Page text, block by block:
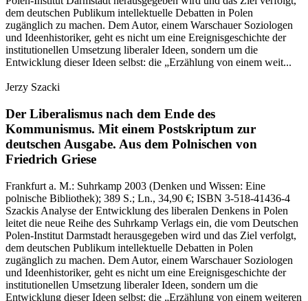
dem deutschen Publikum intellektuelle Debatten in Polen
zugänglich zu machen. Dem Autor, einem Warschauer Soziologen
und Ideenhistoriker, geht es nicht um eine Ereignisgeschichte der
institutionellen Umsetzung liberaler Ideen, sondern um die
Entwicklung dieser Ideen selbst: die „Erzählung von einem weit...
Jerzy Szacki
Der Liberalismus nach dem Ende des
Kommunismus. Mit einem Postskriptum zur
deutschen Ausgabe. Aus dem Polnischen von
Friedrich Griese
Frankfurt a. M.: Suhrkamp 2003 (Denken und Wissen: Eine
polnische Bibliothek); 389 S.; Ln., 34,90 €; ISBN 3-518-41436-4
Szackis Analyse der Entwicklung des liberalen Denkens in Polen
leitet die neue Reihe des Suhrkamp Verlags ein, die vom Deutschen
Polen-Institut Darmstadt herausgegeben wird und das Ziel verfolgt,
dem deutschen Publikum intellektuelle Debatten in Polen
zugänglich zu machen. Dem Autor, einem Warschauer Soziologen
und Ideenhistoriker, geht es nicht um eine Ereignisgeschichte der
institutionellen Umsetzung liberaler Ideen, sondern um die
Entwicklung dieser Ideen selbst: die „Erzählung von einem weiteren